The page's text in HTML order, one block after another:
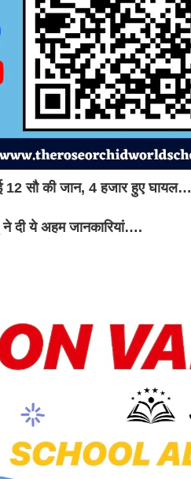
12 सौ की जान, 4 हजार हुए घायल…
दी ये अहम जानकारियां….